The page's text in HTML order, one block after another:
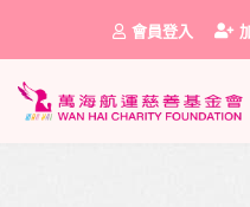
會員登入